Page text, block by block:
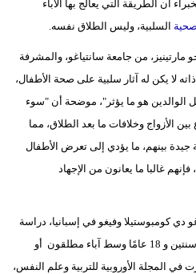
أن الطريقة التي يعالج بها الآباء
السلبية، وليس الطلاق نفسه.
مارتينيز، من جامعة سانتياغو، والمشرفة
لا يكن له آثار سلبية على صحة الأطفال،
الوالدين هو ما يؤثر"، موضحة أن "سوء
الأزواج وخلافات ما بعد الطلاق، مما
بينهم، ما يؤدي إلى تعرض الأطفال
غالبا ما يعانون من الإجهاد
دي كومبوستيلا وفيغو في إسبانيا، دراسة
على 467 طفلًا تتراوح أعمارهم بين سنتين و 18 عامًا وسط آباء مطلقون أو
المجلة الأوروبية للتربية وعلم النفس،